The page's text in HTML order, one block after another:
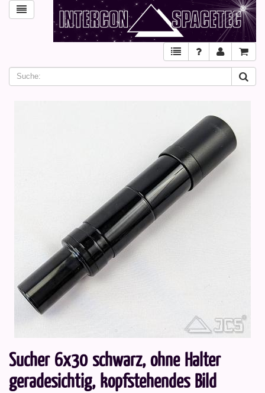
Sucher 6x30 schwarz, ohne Halter
geradesichtig, kopfstehendes Bild